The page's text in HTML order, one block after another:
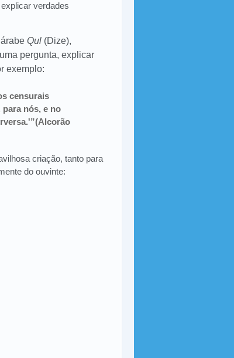
verdades
Qul (Dize),
pergunta, explicar
exemplo:
censurais
nós, e no
criação, tanto para
do ouvinte: